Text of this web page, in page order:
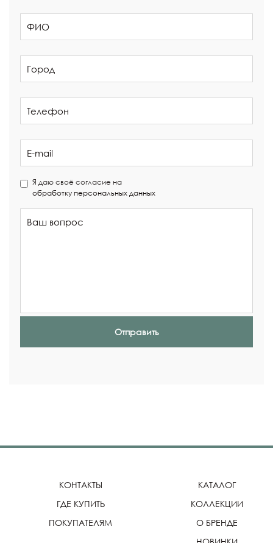
Я даю своё согласие на
обработку персональных данных
Отправить
КОНТАКТЫ
ГДЕ КУПИТЬ
ПОКУПАТЕЛЯМ
КАТАЛОГ
КОЛЛЕКЦИИ
О БРЕНДЕ